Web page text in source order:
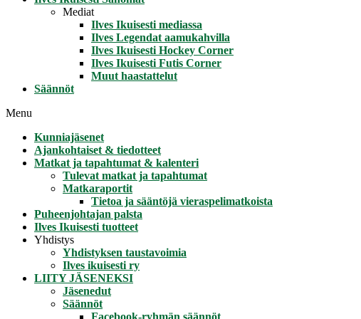
Mediat
Ilves Ikuisesti mediassa
Ilves Legendat aamukahvilla
Ilves Ikuisesti Hockey Corner
Ilves Ikuisesti Futis Corner
Muut haastattelut
Säännöt
Menu
Kunniajäsenet
Ajankohtaiset & tiedotteet
Matkat ja tapahtumat & kalenteri
Tulevat matkat ja tapahtumat
Matkaraportit
Tietoa ja sääntöjä vieraspelimatkoista
Puheenjohtajan palsta
Ilves Ikuisesti tuotteet
Yhdistys
Yhdistyksen taustavoimia
Ilves ikuisesti ry
LIITY JÄSENEKSI
Jäsenedut
Säännöt
Facebook-ryhmän säännöt